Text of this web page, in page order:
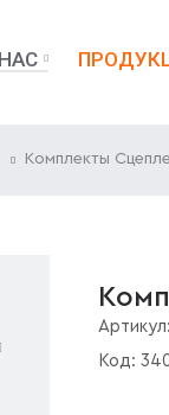
Комплекты
Артикул:
Код: